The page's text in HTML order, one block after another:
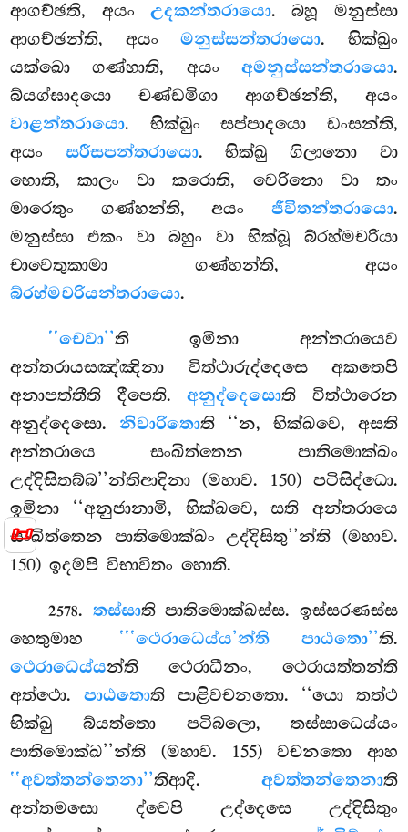
📜
ආගච්ඡති, අයං උදකන්තරායො. බහූ මනුස්සා
ආගච්ඡන්ති, අයංමනුස්සන්තරායො. භික්ඛුං
යක්ඛො ගණ්හාති, අයං අමනුස්සන්තරායො.
බ්යග්ඝාදයො චණ්ඩමිගා ආගච්ඡන්ති, අයං
වාළන්තරායො. භික්ඛුං සප්පාදයො ඩංසන්ති,
අයං සරීසපන්තරායො. භික්ඛු ගිලානො වා
හොති, කාලං වා කරොති, වෙරිනො වා තං
මාරෙතුං ගණ්හන්ති, අයං ජීවිතන්තරායො.
මනුස්සා එකං වා බහුං වා භික්ඛූ බ්රහ්මචරියා
චාවෙතුකාමා ගණ්හන්ති, අයං
බ්රහ්මචරියන්තරායො.
‘‘චෙවා’’ති ඉමිනා අන්තරායෙව
අන්තරායසඤ්ඤිනා විත්ථාරුද්දෙසෙ අකතෙපි
අනාපත්තීති දීපෙති.අනුද්දෙසොති විත්ථාරෙන
අනුද්දෙසො.නිවාරිතොති ‘‘න, භික්ඛවෙ, අසති
අන්තරායෙ සංඛිත්තෙන පාතිමොක්ඛං
උද්දිසිතබ්බ’’න්තිආදිනා (මහාව. 150) පටිසිද්ධො.
ඉමිනා ‘‘අනුජානාමි, භික්ඛවෙ, සති අන්තරායෙ
සංඛිත්තෙන පාතිමොක්ඛං උද්දිසිතු’’න්ති (මහාව.
150) ඉදම්පි විභාවිතං හොති.
2578. තස්සාති පාතිමොක්ඛස්ස. ඉස්සරණස්ස
හෙතුමාහ ‘‘‘ථෙරාධෙය්ය’න්ති පාඨතො’’ති.
ථෙරාධෙය්යන්ති ථෙරාධීනං, ථෙරායත්තන්ති
අත්ථො.පාඨතොති පාළිවචනතො. ‘‘යො තත්ථ
භික්ඛු බ්යත්තො පටිබලො, තස්සාධෙය්යං
පාතිමොක්ඛ’’න්ති (මහාව. 155) වචනතො ආහ
‘‘අවත්තන්තෙනා’’තිආදි. අවත්තන්තෙනාති
අන්තමසො ද්වෙපි උද්දෙසෙ උද්දිසිතුං